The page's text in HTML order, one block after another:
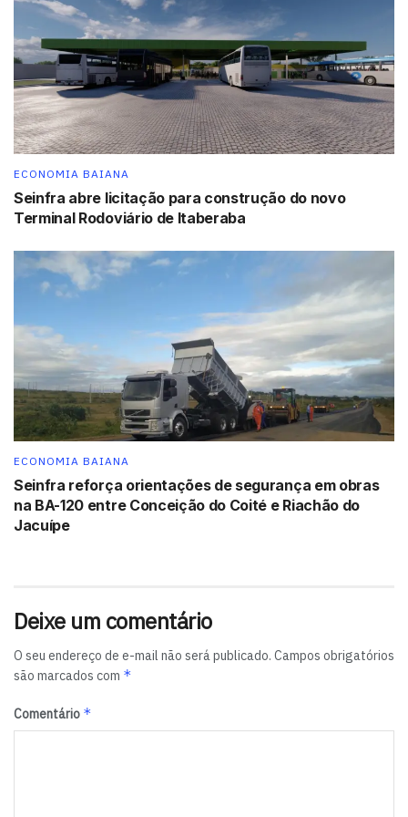
Fonte: Agência Brasil
Tags: destaque
ECONOMIA BAIANA
Seinfra abre licitação para construção do novo
Terminal Rodoviário de Itaberaba
ECONOMIA BAIANA
Seinfra reforça orientações de segurança em obras
na BA-120 entre Conceição do Coité e Riachão do
Jacuípe
Deixe um comentário
O seu endereço de e-mail não será publicado. Campos obrigatórios
são marcados com *
Comentário *